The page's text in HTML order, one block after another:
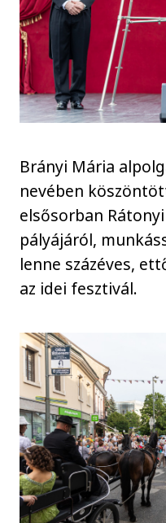
Brányi Mária
nevében
elsősorban
pályájáról,
lenne százéves,
az idei fesztivál.